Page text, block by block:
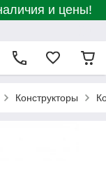
и цены!
Конструкторы